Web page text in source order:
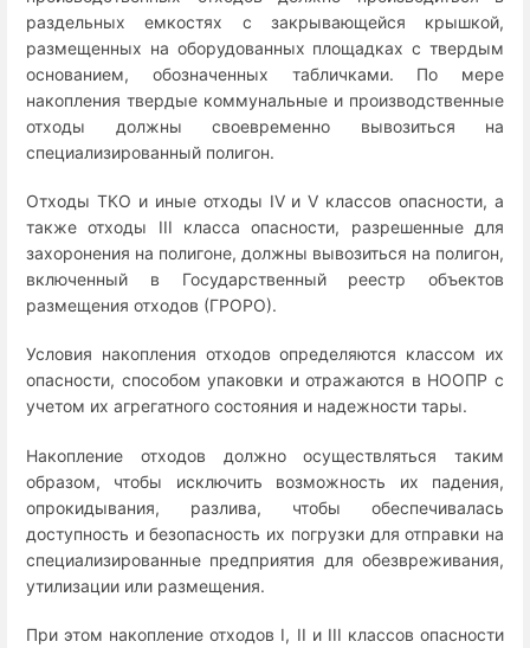
раздельных емкостях с закрывающейся крышкой,
размещенных на оборудованных площадках с твердым
основанием, обозначенных табличками. По мере
накопления твердые коммунальные и производственные
отходы должны своевременно вывозиться на
специализированный полигон.
Отходы ТКО и иные отходы IV и V классов опасности, а
также отходы III класса опасности, разрешенные для
захоронения на полигоне, должны вывозиться на полигон,
включенный в Государственный реестр объектов
размещения отходов (ГРОРО).
Условия накопления отходов определяются классом их
опасности, способом упаковки и отражаются в НООПР с
учетом их агрегатного состояния и надежности тары.
Накопление отходов должно осуществляться таким
образом, чтобы исключить возможность их падения,
опрокидывания, разлива, чтобы обеспечивалась
доступность и безопасность их погрузки для отправки на
специализированные предприятия для обезвреживания,
утилизации или размещения.
При этом накопление отходов I, II и III классов опасности